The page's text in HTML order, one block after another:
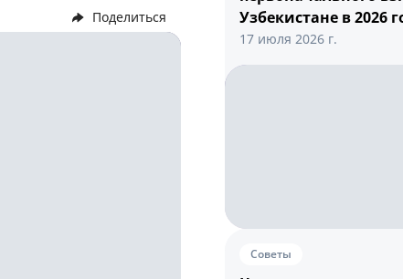
Поделиться
Узбекистане в 2026
17 июля 2026 г.
Советы